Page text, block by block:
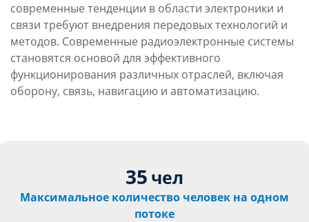
современные тенденции в области электроники и
связи требуют внедрения передовых технологий и
методов. Современные радиоэлектронные системы
становятся основой для эффективного
функционирования различных отраслей, включая
оборону, связь, навигацию и автоматизацию.
35 чел
Максимальное количество человек на одном
потоке